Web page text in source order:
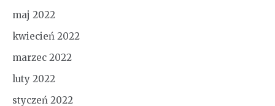
maj 2022
kwiecień 2022
marzec 2022
luty 2022
styczeń 2022